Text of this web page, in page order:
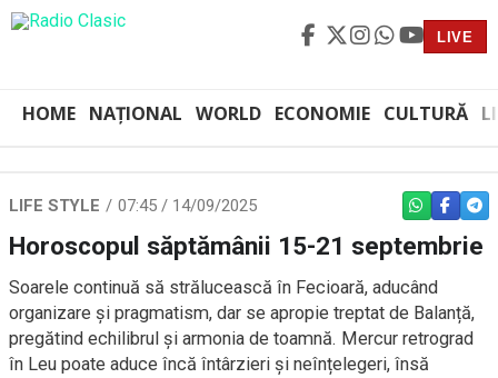
LIVE
HOME NAȚIONAL WORLD ECONOMIE CULTURĂ
LIFE STYLE 07:45 / 14/09/2025 WHATSAPP
Horoscopul săptămânii 15-21 septembrie
Soarele continuă să strălucească în Fecioară, aducând
organizare și pragmatism, dar se apropie treptat de Balanță,
pregătind echilibrul și armonia de toamnă. Mercur retrograd
în Leu poate aduce încă întârzieri și neînțelegeri, însă